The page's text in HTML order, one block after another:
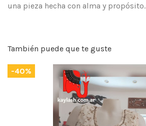
una pieza hecha con alma y propósito.
También puede que te guste
-40%